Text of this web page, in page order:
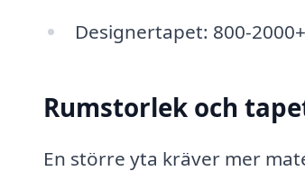
Designertapet: 800-
Rumstorlek och
En större yta kräver mer